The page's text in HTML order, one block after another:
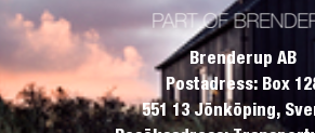
Brenderup AB
Postadress: Box
551 13 Jönköping,